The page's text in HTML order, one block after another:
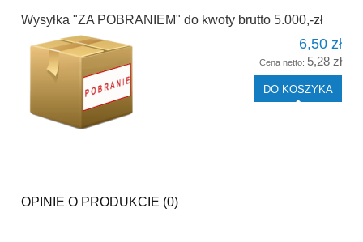
Wysyłka "ZA POBRANIEM" do kwoty brutto 5.000,-zł
6,50 zł
Cena netto: 5,28 zł
DO KOSZYKA
OPINIE O PRODUKCIE (0)